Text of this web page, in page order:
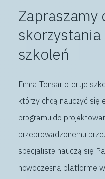
Zapraszamy
skorzystania
szkoleń
Firma Tensar oferuje
którzy chcą nauczyć się
programu do
przeprowadzonemu
specjalistę nauczą się
nowoczesną platformę